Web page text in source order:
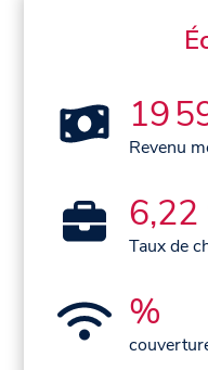
19
Revenu
6,22
Taux de
%